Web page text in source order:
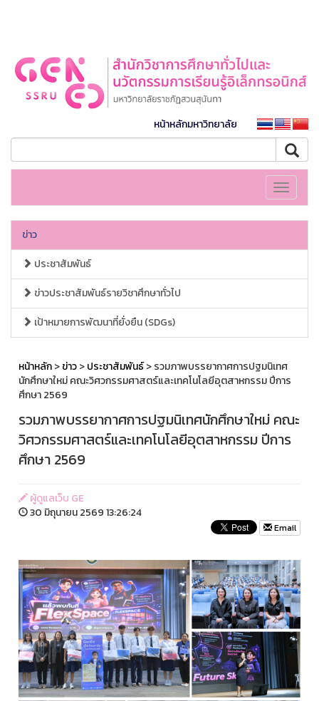
หน้าหลักมหาวิทยาลัย
Toggle
ข่าว
ประชาสัมพันธ์
ข่าวประชาสัมพันธ์รายวิชาศึกษาทั่วไป
เป้าหมายการพัฒนาที่ยั่งยืน (SDGs)
หน้าหลัก>ข่าว>ประชาสัมพันธ์> รวมภาพบรรยากาศการปฐมนิเทศ
นักศึกษาใหม่ คณะวิศวกรรมศาสตร์และเทคโนโลยีอุตสาหกรรม ปีการ
ศึกษา 2569
รวมภาพบรรยากาศการปฐมนิเทศนักศึกษาใหม่ คณะ
วิศวกรรมศาสตร์และเทคโนโลยีอุตสาหกรรม ปีการ
ศึกษา 2569
ผู้ดูแลเว็บ GE
30 มิถุนายน 2569 13:26:24
Email